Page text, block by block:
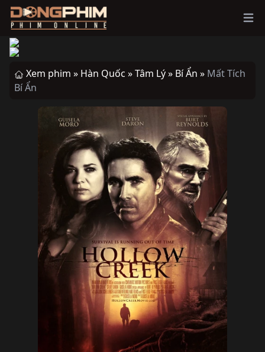
Xem phim » Hàn Quốc »Tâm Lý » Bí Ẩn » Mất Tích
Bí Ẩn